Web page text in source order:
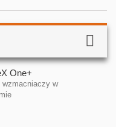
One+
wzmacniaczy w